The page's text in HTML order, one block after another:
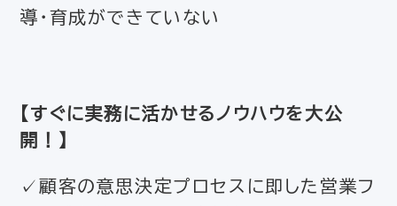
導・育成ができていない
【すぐに実務に活かせるノウハウを大公
開！】
✓顧客の意思決定プロセスに即した営業フ